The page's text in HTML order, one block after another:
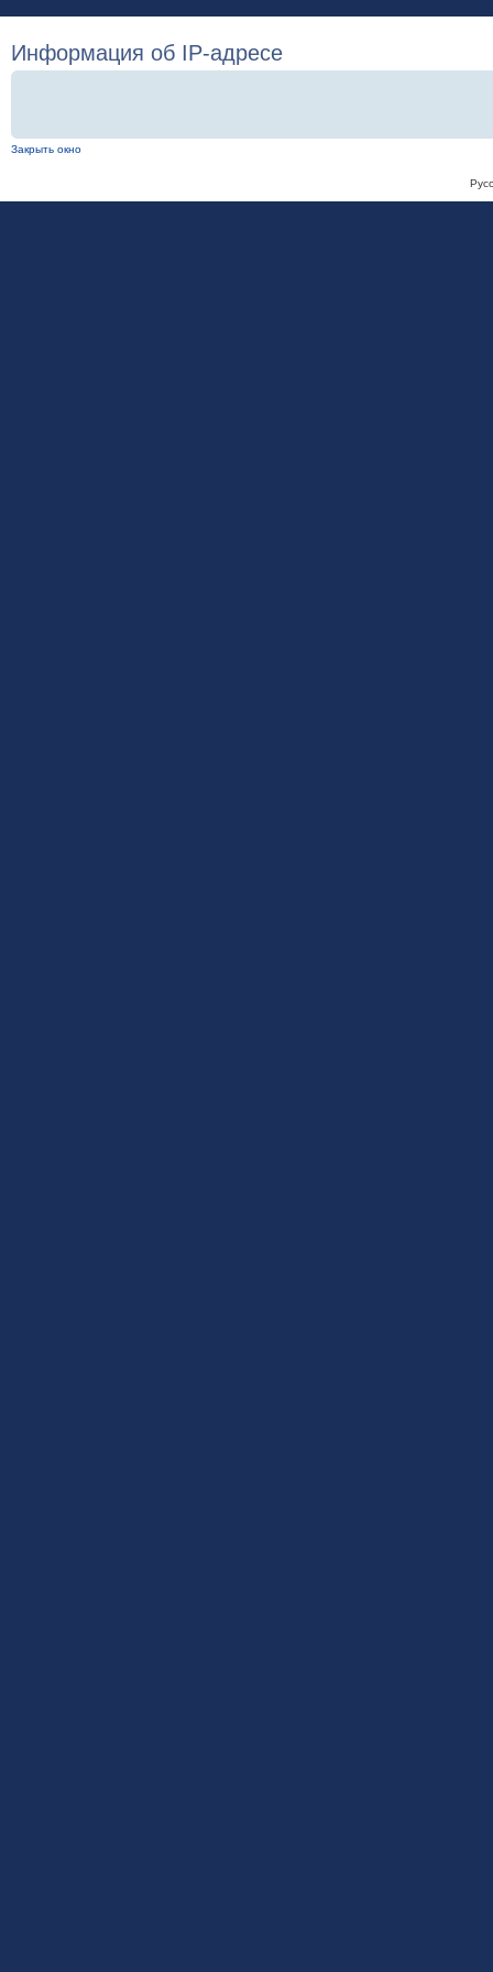
Информация об IP-адресе
Закрыть окно